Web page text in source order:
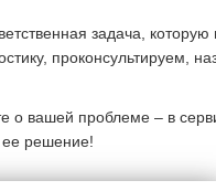
задача,
проконсультируем,
о вашей проблеме – в
решение!